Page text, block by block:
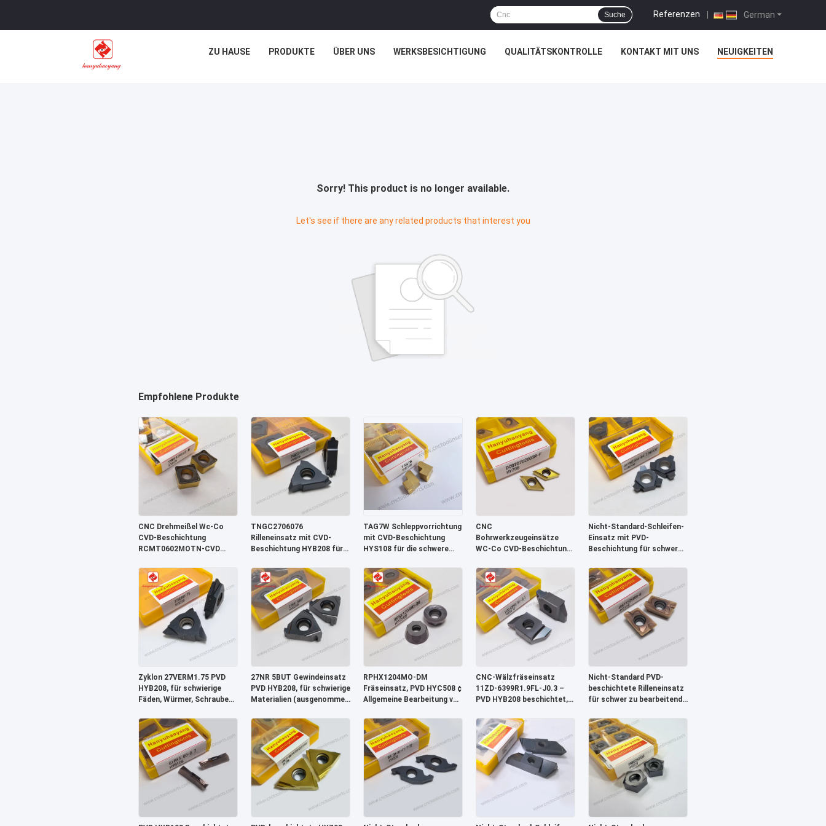
German
Referenzen |
Suche
ZU HAUSE PRODUKTE ÜBER UNS WERKSBESICHTIGUNG QUALITÄTSKONTROLLE KONTAKT MIT UNS NEUIGKEITEN
Sorry! This product is no longer available.
Let's see if there are any related products that interest you
Empfohlene Produkte
CNC Drehmeißel Wc-Co
CVD-Beschichtung
RCMT0602MOTN-CVD
TNGC2706076
Rilleneinsatz mit CVD-
Beschichtung HYB208 für
Werkstoffe und PVD-
Beschichtung
TAG7W Schleppvorrichtung
mit CVD-Beschichtung
HYS108 für die schwere
Hochgeschwindigkeitsdrehung
von Stahl und Gusseisen
CNC
Bohrwerkzeugeinsätze
WC-Co CVD-Beschichtung
Weichstahlbearbeitung mit
Hartmetallmaterial und
CVD-
Oberflächenbehandlung
Nicht-Standard-Schleifen-
Einsatz mit PVD-
Beschichtung für schwer
Materialien - Präzisions-
CNC-Schneidwerkzeug
Zyklon 27VERM1.75 PVD
HYB208, für schwierige
Fäden, Würmer, Schrauben
27NR 5BUT Gewindeinsatz
PVD HYB208, für schwierige
Materialien (ausgenommen
RPHX1204MO-DM
Fräseinsatz, PVD HYC508 ¢
Allgemeine Bearbeitung von
Edelstahl
CNC-Wälzfräseinsatz
11ZD-6399R1.9FL-J0.3 –
PVD HYB208 beschichtet,
(ausg.
Hochtemperaturlegierungen)
Nicht-Standard PVD-
beschichtete Rilleneinsatz
für schwer zu bearbeitende
Schneidwerkzeug